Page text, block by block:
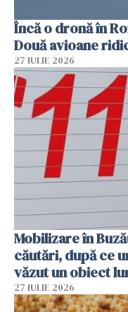
Încă o dronă în
Două avioane
27 IULIE 2026
Mobilizare în
căutări, după ce
văzut un obiect
27 IULIE 2026